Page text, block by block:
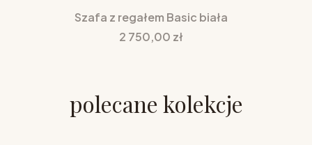
Szafa z regałem Basic biała
Cena
2 750,00 zł
polecane kolekcje